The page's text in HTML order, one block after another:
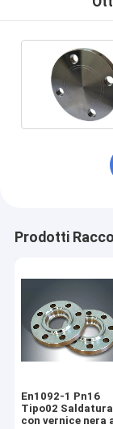
Prodotti
En1092-1 Pn16
Tipo02 Saldatura
con vernice nera